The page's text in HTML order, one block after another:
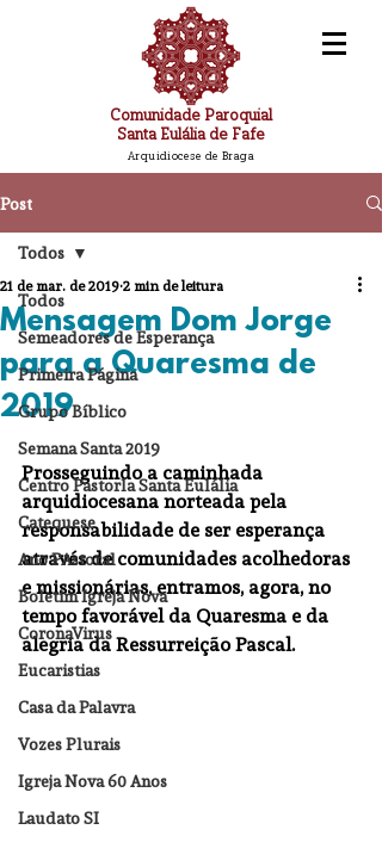
Comunidade Paroquial
Santa Eulália de Fafe
Arquidiocese de Braga
Post
Todos
Semeadores de Esperança
Primeira Página
Grupo Bíblico
Semana Santa 2019
Centro Pastorla Santa Eulália
Catequese
Ano PAstoral
Boletim Igreja Nova
CoronaVirus
Eucaristias
Casa da Palavra
Vozes Plurais
Igreja Nova 60 Anos
Laudato SI
Todos
Mensagem Dom Jorge
para a Quaresma de
2019
21 de mar. de 2019 2 min de leitura
Prosseguindo a caminhada
arquidiocesana norteada pela
responsabilidade de ser esperança
através de comunidades acolhedoras
e missionárias, entramos, agora, no
tempo favorável da Quaresma e da
alegria da Ressurreição Pascal.